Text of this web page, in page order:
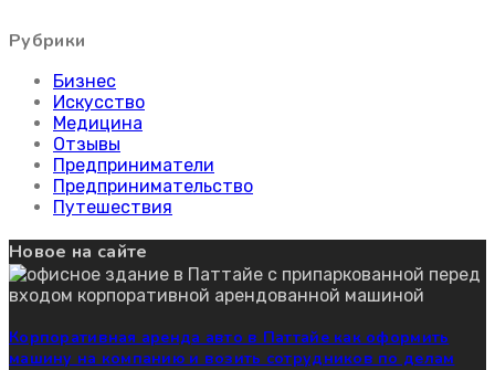
Рубрики
Бизнес
Искусство
Медицина
Отзывы
Предприниматели
Предпринимательство
Путешествия
Новое на сайте
Корпоративная аренда авто в Паттайе как оформить
машину на компанию и возить сотрудников по делам